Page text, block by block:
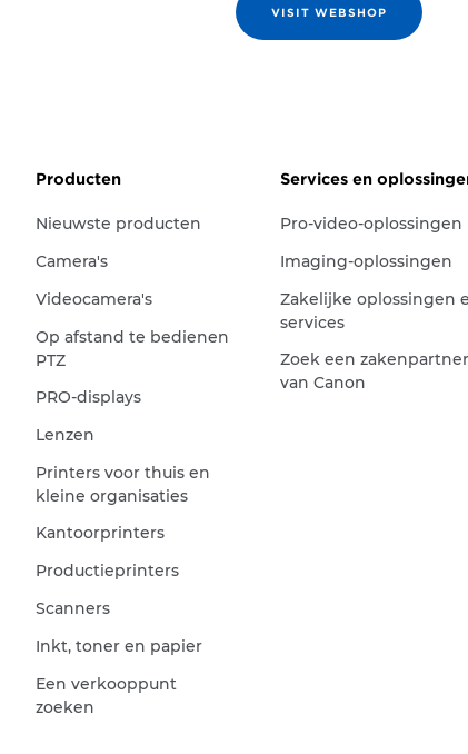
VISIT WEBSHOP
Producten
Nieuwste producten
Camera's
Videocamera's
Op afstand te bedienen
PTZ
PRO-displays
Lenzen
Printers voor thuis en
kleine organisaties
Kantoorprinters
Productieprinters
Scanners
Inkt, toner en papier
Een verkooppunt
zoeken
Services en
Pro-video-oplossingen
Imaging-oplossingen
Zakelijke oplossingen
services
Zoek een zakenpartner
van Canon